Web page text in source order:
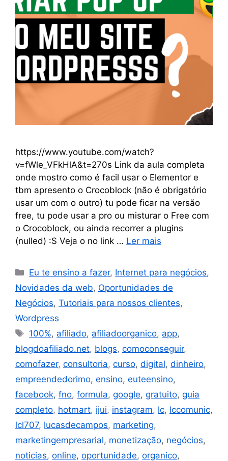
https://www.youtube.com/watch?
v=fWle_VFkHlA&t=270s Link da aula completa
onde mostro como é facil usar o Elementor e
tbm apresento o Crocoblock (não é obrigatório
usar um com o outro) tu pode ficar na versão
free, tu pode usar a pro ou misturar o Free com
o Crocoblock, ou ainda recorrer a plugins
(nulled) :S Veja o no link … Ler mais
Eu te ensino a fazer, Internet para negócios,
Novidades da web, Oportunidades de
Negócios, Tutoriais para nossos clientes,
Wordpress
100%, afiliado, afiliadoorganico, app,
blogdoafiliado.net, blogs, comoconseguir,
comofazer, consultoria, curso, digital, dinheiro,
empreendedorimo, ensino, euteensino,
facebook, fno, formula, google, gratuito, guia
completo, hotmart, ijui, instagram, lc, lccomunic,
lcl707, lucasdecampos, marketing,
marketingempresarial, monetização, negócios,
noticias, online, oportunidade, organico,